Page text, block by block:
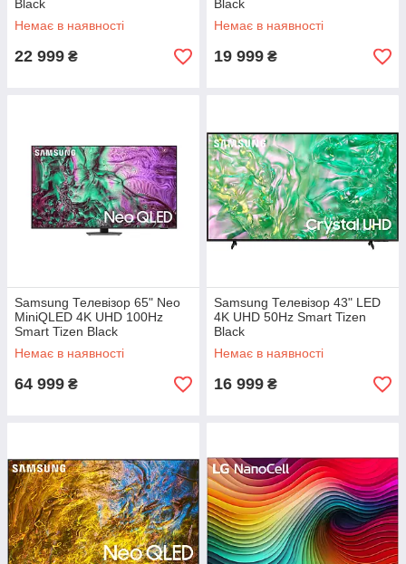
Black
Немає в наявності
22 999 ₴
Black
Немає в наявності
19 999 ₴
Samsung Телевізор 65" Neo
MiniQLED 4K UHD 100Hz
Smart Tizen Black
Немає в наявності
64 999 ₴
Samsung Телевізор 43" LED
4K UHD 50Hz Smart Tizen
Black
Немає в наявності
16 999 ₴